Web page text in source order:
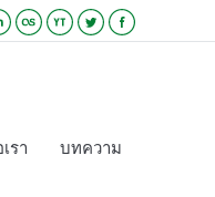
Twitter
YouTube
Lastfm
Linkedin
รา บทความ